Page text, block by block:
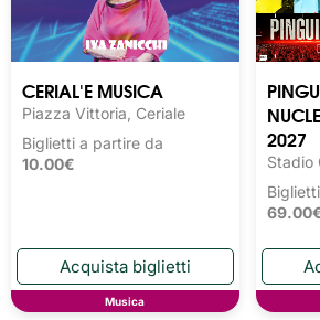
CERIAL'E MUSICA
Piazza Vittoria, Ceriale
Biglietti a partire da
10.00€
Musica
2027
Stadio